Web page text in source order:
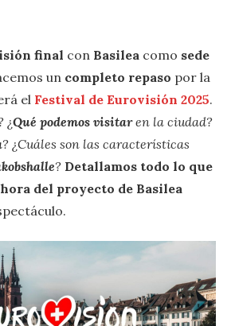
final con Basilea como sede
un completo repaso por la
el Festival de Eurovisión 2025.
¿Qué podemos visitaren la ciudad?
? ¿Cuáles son las características
? Detallamos todo lo que
del proyecto de Basilea